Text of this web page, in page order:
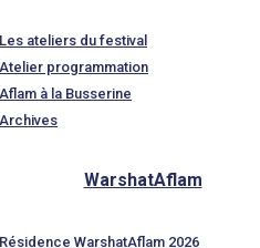
Les ateliers du festival
Atelier programmation
Aflam à la Busserine
Archives
WarshatAflam
Résidence WarshatAflam 2026